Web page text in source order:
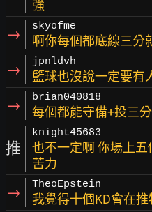
強
→ skyofme
啊你每個都底線三分
→ jpnldvh
籃球也沒說一定要有
→ brian040818
每個都能守備+投三
推
knight45683
也不一定啊 你場上五
苦力
→ TheoEpstein
我覺得十個KD會在